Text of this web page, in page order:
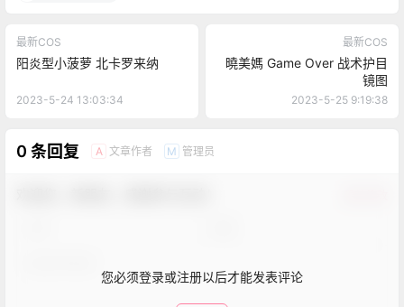
最新COS
阳炎型小菠萝 北卡罗来纳
2023-5-24 13:03:34
最新COS
曉美媽 Game Over 战术护目
镜图
2023-5-25 9:19:38
0 条回复 A 文章作者 M 管理员
您必须登录或注册以后才能发表评论